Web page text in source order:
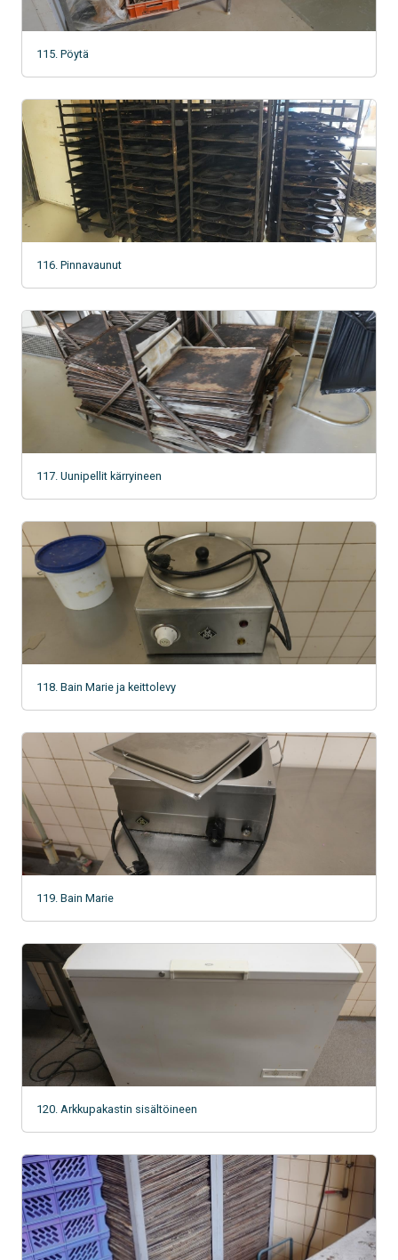
115. Pöytä
116. Pinnavaunut
117. Uunipellit kärryineen
118. Bain Marie ja keittolevy
119. Bain Marie
120. Arkkupakastin sisältöineen